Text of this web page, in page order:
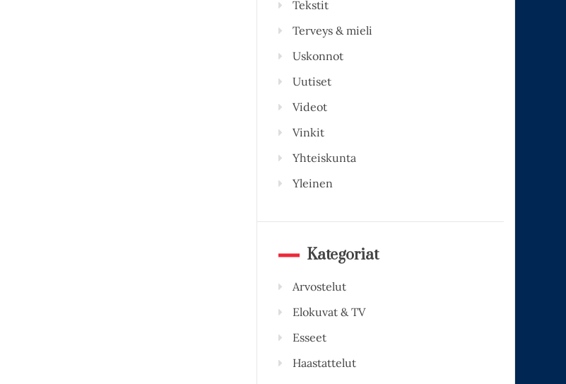
Tekstit
Terveys & mieli
Uskonnot
Uutiset
Videot
Vinkit
Yhteiskunta
Yleinen
Kategoriat
Arvostelut
Elokuvat & TV
Esseet
Haastattelut